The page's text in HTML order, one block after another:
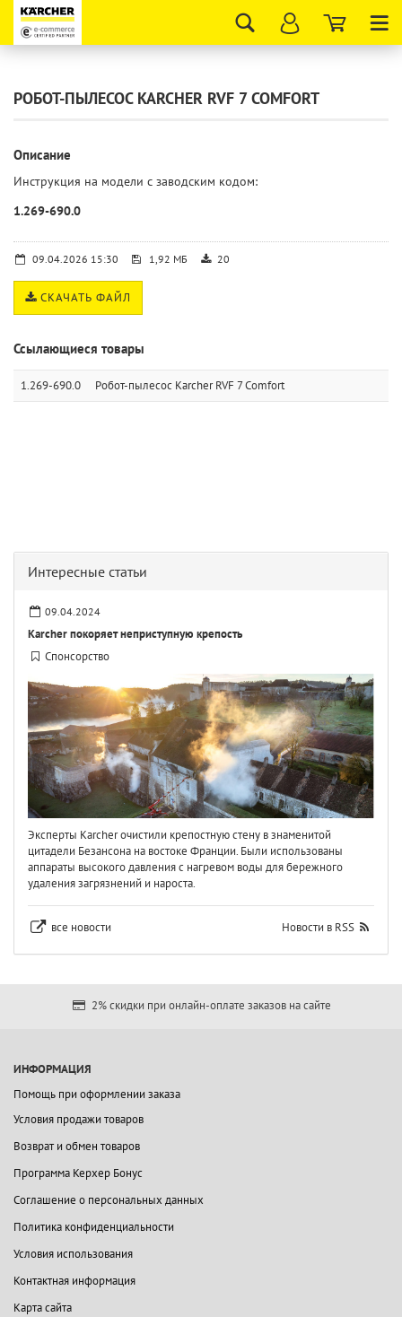
РОБОТ-ПЫЛЕСОС KARCHER RVF 7 COMFORT
Описание
Инструкция на модели с заводским кодом:
1.269-690.0
09.04.2026 15:30 1,92 МБ 20
СКАЧАТЬ ФАЙЛ
Ссылающиеся товары
1.269-690.0 Робот-пылесос Karcher RVF 7 Comfort
Интересные статьи
09.04.2024
Karcher покоряет неприступную крепость
Спонсорство
Эксперты Karcher очистили крепостную стену в знаменитой
цитадели Безансона на востоке Франции. Были использованы
аппараты высокого давления с нагревом воды для бережного
удаления загрязнений и нароста.
все новости Новости в RSS
2% скидки при онлайн-оплате заказов на сайте
ИНФОРМАЦИЯ
Помощь при оформлении заказа
Условия продажи товаров
Возврат и обмен товаров
Программа Керхер Бонус
Соглашение о персональных данных
Политика конфиденциальности
Условия использования
Контактная информация
Карта сайта